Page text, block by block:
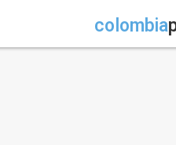
colombia